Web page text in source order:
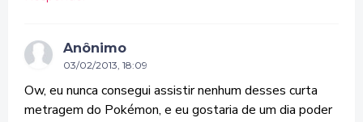
Anônimo
03/02/2013, 18:09
Ow, eu nunca consegui assistir nenhum desses curta
metragem do Pokémon, e eu gostaria de um dia poder